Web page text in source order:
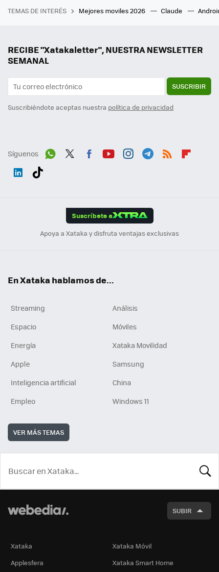
TEMAS DE INTERÉS Mejores moviles 2026 Claude
RECIBE "Xatakaletter", NUESTRA NEWSLETTER
SEMANAL
SUSCRIBIR
Suscribiéndote aceptas nuestra política de privacidad
Síguenos
Suscríbete a
Apoya a Xataka y disfruta ventajas exclusivas
En Xataka hablamos de...
Streaming
Análisis
Espacio
Móviles
Energía
Xataka Movilidad
Apple
Samsung
Inteligencia artificial
China
Empleo
Windows 11
VER MÁS TEMAS
SUBIR
Xataka
Xataka Móvil
Applesfera
Xataka Smart Home